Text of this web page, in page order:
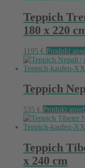
Teppich
180 x 220
1195 € Produkt
Teppich
535 € Produkt
Teppich
x 240 cm